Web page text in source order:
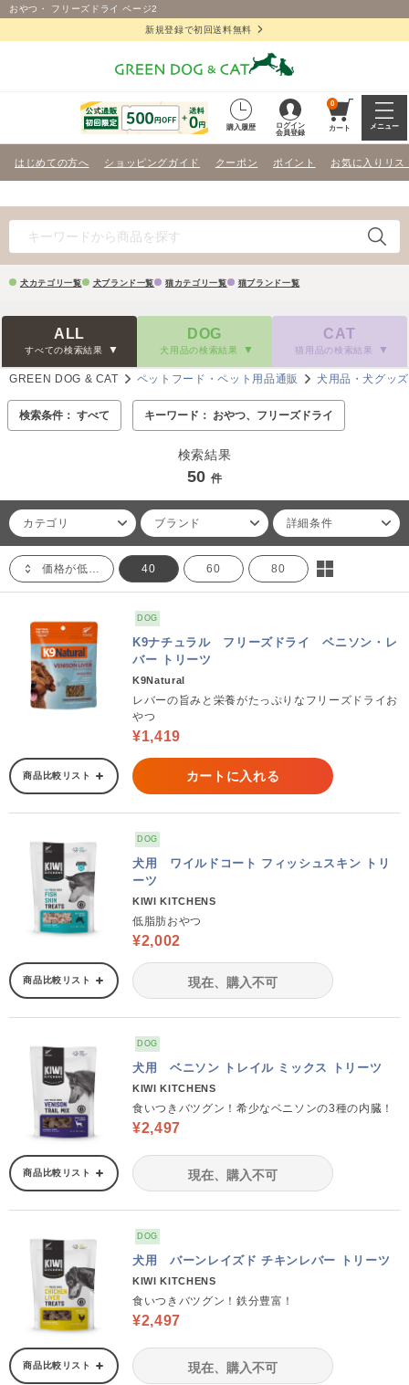
おやつ・ フリーズドライ ページ2
新規登録で初回送料無料
購入履歴
ログイン
会員登録
0
カート メニュー
はじめての方へ ショッピングガイド クーポン ポイント お気に入りリス
犬カテゴリ一覧 犬ブランド一覧 猫カテゴリ一覧 猫ブランド一覧
ALL
すべての検索結果
DOG
犬用品の検索結果
CAT
猫用品の検索結果
GREEN DOG & CAT ペットフード・ペット用品通販 犬用品・犬グッズ
検索条件： すべて キーワード： おやつ、フリーズドライ
検索結果
50 件
カテゴリ ブランド 詳細条件
価格が低い順 40 60 80
DOG
K9ナチュラル フリーズドライ ベニソン・レ
バー トリーツ
K9Natural
レバーの旨みと栄養がたっぷりなフリーズドライお
やつ
¥1,419
商品比較リスト カートに入れる
DOG
犬用 ワイルドコート フィッシュスキン トリ
ーツ
KIWI KITCHENS
低脂肪おやつ
¥2,002
商品比較リスト 現在、購入不可
DOG
犬用 ベニソン トレイル ミックス トリーツ
KIWI KITCHENS
食いつきバツグン！希少なベニソンの3種の内臓！
¥2,497
商品比較リスト 現在、購入不可
DOG
犬用 バーンレイズド チキンレバー トリーツ
KIWI KITCHENS
食いつきバツグン！鉄分豊富！
¥2,497
商品比較リスト 現在、購入不可